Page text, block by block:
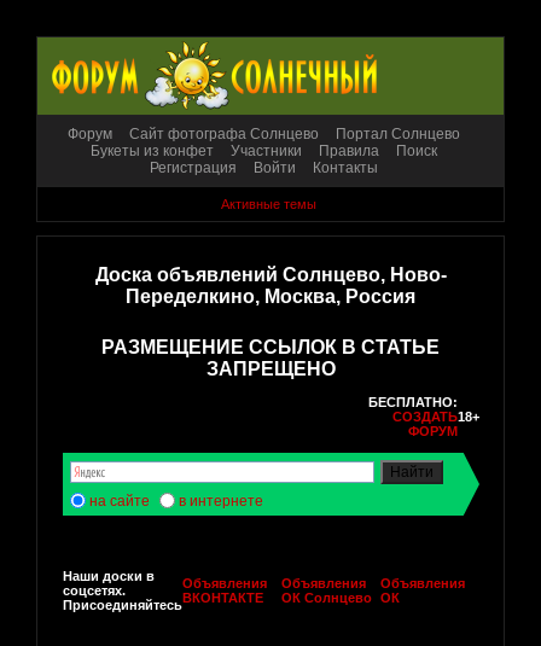
Форум Сайт фотографа Солнцево
Портал Солнцево
Букеты из конфет
Участники Правила
Поиск
Регистрация
Войти Контакты
Активные темы
Доска объявлений Солнцево, Ново-
Переделкино, Москва, Россия
РАЗМЕЩЕНИЕ ССЫЛОК В СТАТЬЕ
ЗАПРЕЩЕНО
БЕСПЛАТНО:
СОЗДАТЬ
ФОРУМ
18+
на сайте в интернете
Наши доски в
соцсетях.
Присоединяйтесь
Объявления
ВКОНТАКТЕ
Объявления
ОК Солнцево
Объявления
ОК